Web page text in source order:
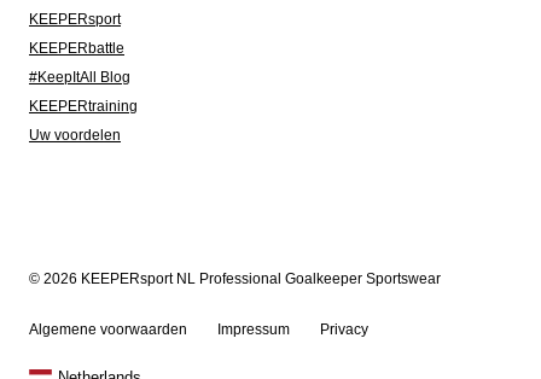
KEEPERsport
KEEPERbattle
#KeepItAll Blog
KEEPERtraining
Uw voordelen
© 2026 KEEPERsport NL Professional Goalkeeper Sportswear
Algemene voorwaarden Impressum Privacy